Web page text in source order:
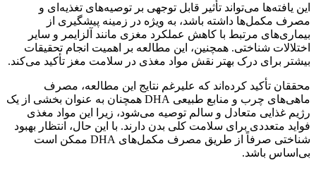
این یافته‌ها می‌تواند تأثیر قابل توجهی بر توصیه‌های تغذیه‌ای و
مصرف مکمل‌ها داشته باشد، به ویژه در زمینه پیشگیری از
بیماری‌های مرتبط با کاهش عملکرد مغزی مانند آلزایمر و سایر
اختلالات شناختی. همچنین، این مطالعه بر اهمیت انجام تحقیقات
بیشتر برای درک بهتر نقش مواد مغذی در سلامت مغز تأکید می‌کند.
محققان تأکید کرده‌اند که علیرغم نتایج این مطالعه، مصرف
ماهی‌های چرب و منابع طبیعی DHA همچنان به عنوان بخشی از یک
رژیم غذایی متعادل و سالم توصیه می‌شود، زیرا این مواد مغذی
فواید متعددی برای سلامت کلی بدن دارند. با این حال، انتظار بهبود
شناختی صرفاً از طریق مصرف مکمل‌های DHA ممکن است
بی‌اساس باشد.